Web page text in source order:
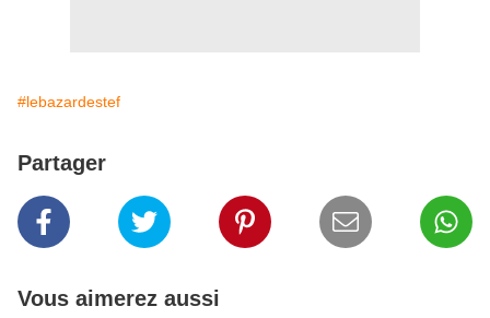
#lebazardestef
Partager
Vous aimerez aussi